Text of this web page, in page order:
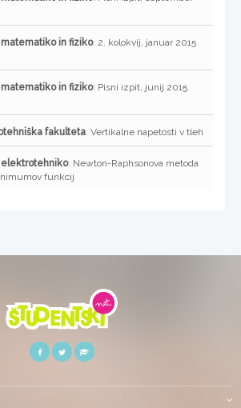
in fiziko: 2. kolokvij, januar 2015
in fiziko: Pisni izpit, junij 2015
fakulteta: Vertikalne napetosti v tleh
elektrotehniko: Newton-Raphsonova metoda
funkcij